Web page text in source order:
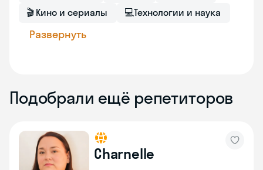
🎬 Кино и сериалы 💻Технологии и наука
Развернуть
Подобрали ещё репетиторов
Charnelle